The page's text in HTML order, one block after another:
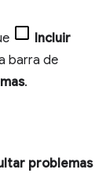
Incluir
barra de
.
problemas